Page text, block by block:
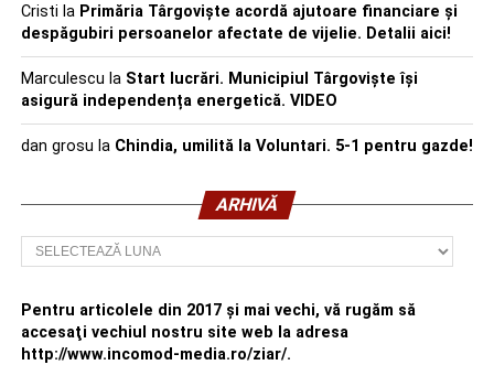
Cristi la Primăria Târgoviște acordă ajutoare financiare și
despăgubiri persoanelor afectate de vijelie. Detalii aici!
Marculescu la Start lucrări. Municipiul Târgoviște își
asigură independența energetică. VIDEO
dan grosu la Chindia, umilită la Voluntari. 5-1 pentru gazde!
ARHIVĂ
Arhivă
Pentru articolele din 2017 şi mai vechi, vă rugăm să
accesaţi vechiul nostru site web la adresa
http://www.incomod-media.ro/ziar/.